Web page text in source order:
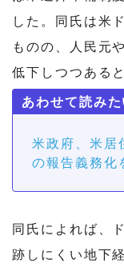
した。同氏は米
ものの、人民元
低下しつつある
米政府、米居
の報告義務化
同氏によれば、
跡しにくい地下